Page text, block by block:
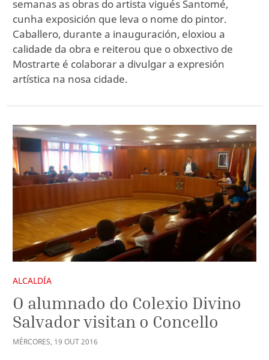
semanas as obras do artista vigués Santomé,
cunha exposición que leva o nome do pintor.
Caballero, durante a inauguración, eloxiou a
calidade da obra e reiterou que o obxectivo de
Mostrarte é colaborar a divulgar a expresión
artística na nosa cidade.
ALCALDÍA
O alumnado do Colexio Divino
Salvador visitan o Concello
MÉRCORES, 19 OUT2016